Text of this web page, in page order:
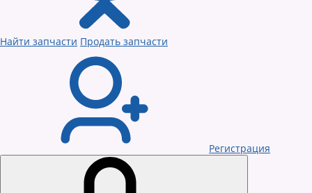
Найти запчасти Продать запчасти
Регистрация